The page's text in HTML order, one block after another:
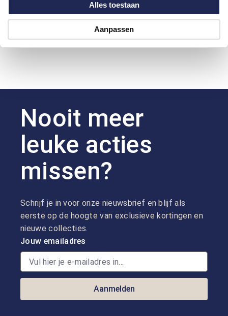
Alles toestaan
Aanpassen
Hoe kan ik betalen?
Nooit meer
leuke acties
missen?
Schrijf je in voor onze nieuwsbrief en blijf als
eerste op de hoogte van exclusieve kortingen en
nieuwe collecties.
Jouw emailadres
Aanmelden